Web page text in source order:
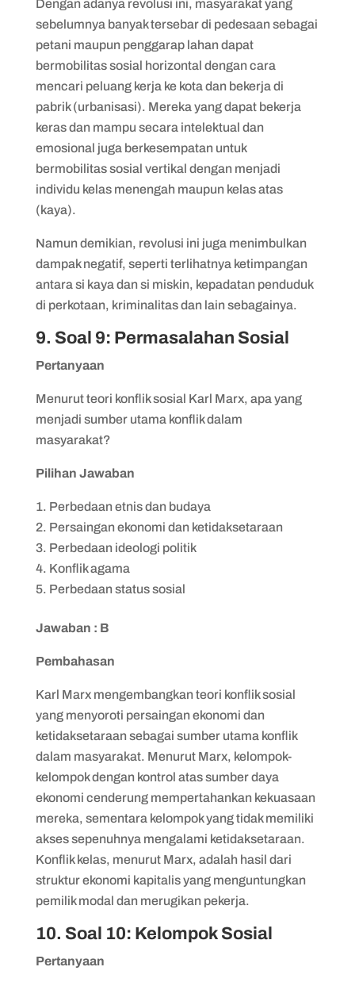
Dengan adanya revolusi ini, masyarakat yang
sebelumnya banyak tersebar di pedesaan sebagai
petani maupun penggarap lahan dapat
bermobilitas sosial horizontal dengan cara
mencari peluang kerja ke kota dan bekerja di
pabrik (urbanisasi). Mereka yang dapat bekerja
keras dan mampu secara intelektual dan
emosional juga berkesempatan untuk
bermobilitas sosial vertikal dengan menjadi
individu kelas menengah maupun kelas atas
(kaya).
Namun demikian, revolusi ini juga menimbulkan
dampak negatif, seperti terlihatnya ketimpangan
antara si kaya dan si miskin, kepadatan penduduk
di perkotaan, kriminalitas dan lain sebagainya.
9. Soal 9: Permasalahan Sosial
Pertanyaan
Menurut teori konflik sosial Karl Marx, apa yang
menjadi sumber utama konflik dalam
masyarakat?
Pilihan Jawaban
Perbedaan etnis dan budaya
Persaingan ekonomi dan ketidaksetaraan
Perbedaan ideologi politik
Konflik agama
Perbedaan status sosial
Jawaban : B
Pembahasan
Karl Marx mengembangkan teori konflik sosial
yang menyoroti persaingan ekonomi dan
ketidaksetaraan sebagai sumber utama konflik
dalam masyarakat. Menurut Marx, kelompok-
kelompok dengan kontrol atas sumber daya
ekonomi cenderung mempertahankan kekuasaan
mereka, sementara kelompok yang tidak memiliki
akses sepenuhnya mengalami ketidaksetaraan.
Konflik kelas, menurut Marx, adalah hasil dari
struktur ekonomi kapitalis yang menguntungkan
pemilik modal dan merugikan pekerja.
10. Soal 10: Kelompok Sosial
Pertanyaan